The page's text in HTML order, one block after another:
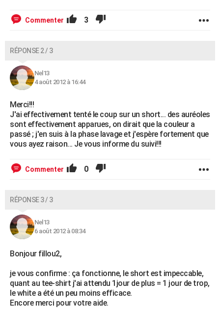
Commenter 3
RÉPONSE 2 / 3
Nel13
4 août 2012 à 16:44
Merci!!!
J'ai effectivement tenté le coup sur un short... des auréoles
sont effectivement apparues, on dirait que la couleur a
passé ; j'en suis à la phase lavage et j'espère fortement que
vous ayez raison... Je vous informe du suivi!!!
Commenter 0
RÉPONSE 3 / 3
Nel13
6 août 2012 à 08:34
Bonjour fillou2,
je vous confirme : ça fonctionne, le short est impeccable,
quant au tee-shirt j'ai attendu 1jour de plus = 1 jour de trop,
le white a été un peu moins efficace.
Encore merci pour votre aide.